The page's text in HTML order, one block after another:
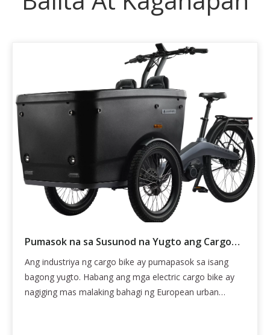
Pumasok na sa Susunod na Yugto ang Cargo
Bike Industry
Ang industriya ng cargo bike ay pumapasok sa isang
bagong yugto. Habang ang mga electric cargo bike ay
nagiging mas malaking bahagi ng European urban